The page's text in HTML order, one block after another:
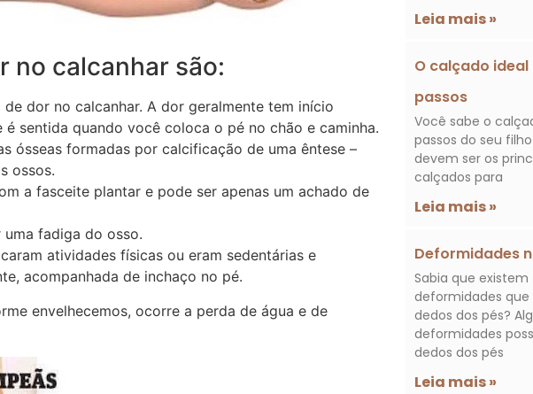
no calcanhar são:
dor no calcanhar. A dor geralmente tem início
sentida quando você coloca o pé no chão e caminha.
ósseas formadas por calcificação de uma êntese –
ossos.
a fasceite plantar e pode ser apenas um achado de
fadiga do osso.
atividades físicas ou eram sedentárias e
acompanhada de inchaço no pé.
envelhecemos, ocorre a perda de água e de
Leia mais »
O calçado
passos
Você sabe o
passos do seu
devem ser os
calçados para
Leia mais »
Deformidades
Sabia que
deformidades
dedos dos pés?
deformidades
dedos dos pés
Leia mais »